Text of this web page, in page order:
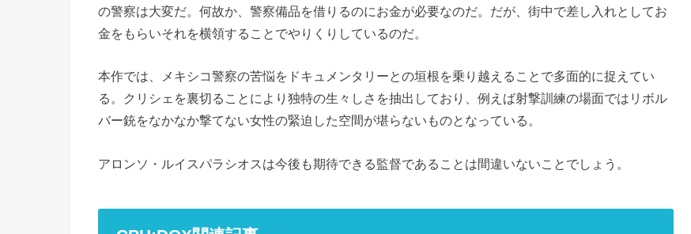
の警察は大変だ。何故か、警察備品を借りるのにお金が必要なのだ。だが、街中で差し入れとしてお
金をもらいそれを横領することでやりくりしているのだ。
本作では、メキシコ警察の苦悩をドキュメンタリーとの垣根を乗り越えることで多面的に捉えてい
る。クリシェを裏切ることにより独特の生々しさを抽出しており、例えば射撃訓練の場面ではリボル
バー銃をなかなか撃てない女性の緊迫した空間が堪らないものとなっている。
アロンソ・ルイスパラシオスは今後も期待できる監督であることは間違いないことでしょう。